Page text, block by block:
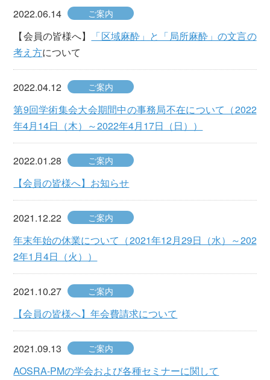
2022.06.14 ご案内
【会員の皆様へ】
「区域麻酔」と「局所麻酔」の文言の
考え方について
2022.04.12 ご案内
第9回学術集会大会期間中の事務局不在について（2022
年4月14日（木）～2022年4月17日（日））
2022.01.28 ご案内
【会員の皆様へ】お知らせ
2021.12.22 ご案内
年末年始の休業について（2021年12月29日（水）～202
2年1月4日（火））
2021.10.27 ご案内
【会員の皆様へ】年会費請求について
2021.09.13 ご案内
AOSRA-PMの学会および各種セミナーに関して